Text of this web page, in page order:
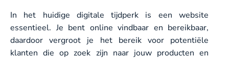
In het huidige digitale tijdperk is een website
essentieel. Je bent online vindbaar en bereikbaar,
daardoor vergroot je het bereik voor potentiële
klanten die op zoek zijn naar jouw producten en